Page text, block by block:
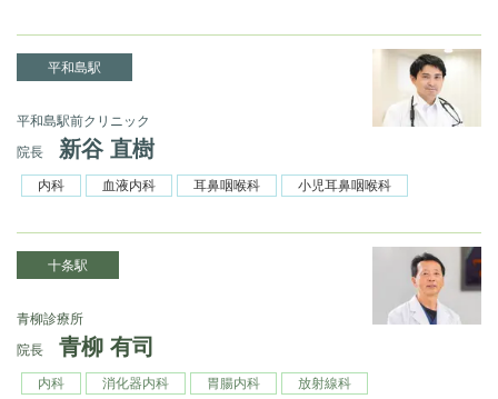
平和島駅
平和島駅前クリニック
院長
新谷 直樹
内科 血液内科 耳鼻咽喉科 小児耳鼻咽喉科
十条駅
青柳診療所
院長
青柳 有司
内科 消化器内科 胃腸内科 放射線科